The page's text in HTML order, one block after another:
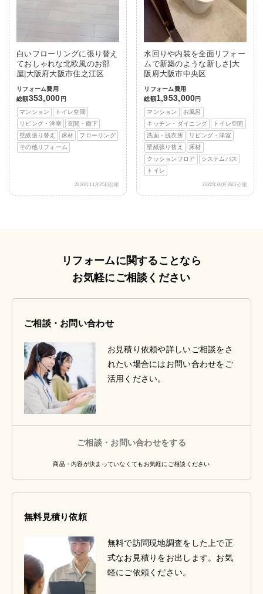
白いフローリングに張り替え
ておしゃれな北欧風のお部
屋|大阪府大阪市住之江区
リフォーム費用
総額353,000 円
マンション
トイレ空間
リビング・洋室
玄関・廊下
壁紙張り替え
床材
フローリング
その他リフォーム
2020年11月25日公開
水回りや内装を全面リフォー
ムで新築のような新しさ|大
阪府大阪市中央区
リフォーム費用
総額1,953,000円
マンション
お風呂
キッチン・ダイニング
トイレ空間
洗面・脱衣所
リビング・洋室
壁紙張り替え
床材
クッションフロア
システムバス
トイレ
2022年04月26日公開
リフォームに関することなら
お気軽にご相談ください
ご相談・お問い合わせ
お見積り依頼や詳しいご相談をさ
れたい場合にはお問い合わせをご
活用ください。
ご相談・お問い合わせをする
商品・内容が決まっていなくてもお気軽にご相談ください
無料見積り依頼
無料で訪問現地調査をした上で正
式なお見積りをお出します。お気
軽にご依頼ください。